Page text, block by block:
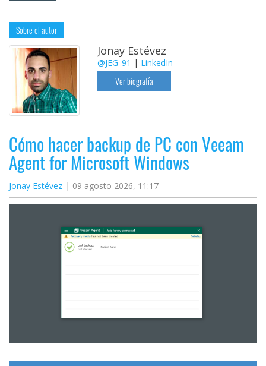
Sobre el autor
Jonay Estévez
@JEG_91 | LinkedIn
Ver biografía
Cómo hacer backup de PC con Veeam
Agent for Microsoft Windows
Jonay Estévez 09 agosto 2026, 11:17